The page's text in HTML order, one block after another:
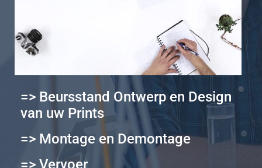
=> Beursstand Ontwerp en Design
van uw Prints
=> Montage en Demontage
=> Vervoer